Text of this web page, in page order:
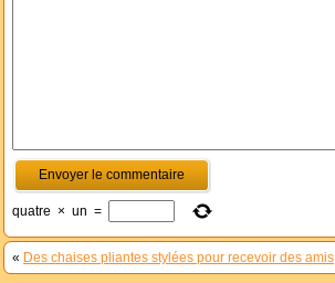
quatre × un =
« Des chaises pliantes stylées pour recevoir des amis